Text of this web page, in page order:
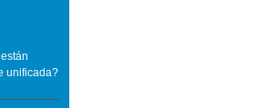
unificada?